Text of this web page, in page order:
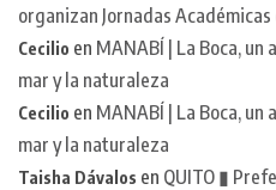
organizan Jornadas
Cecilio en MANABÍ | La Boca,
mar y la naturaleza
Cecilio en MANABÍ | La Boca,
mar y la naturaleza
Taisha Dávalos en QUITO ▮